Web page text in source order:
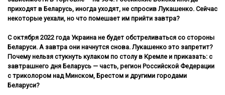
приходят в Беларусь, иногда уходят, не спросив Лукашенко. Сейчас
некоторые уехали, но что помешает им прийти завтра?
С октября 2022 года Украина не будет обстреливаться со стороны
Беларуси. А завтра они начнутся снова. Лукашенко это запретит?
Почему нельзя стукнуть кулаком по столу в Кремле и приказать: с
завтрашнего дня Беларусь — часть, регион Российской Федерации
с триколором над Минском, Брестом и другими городами
Беларуси?